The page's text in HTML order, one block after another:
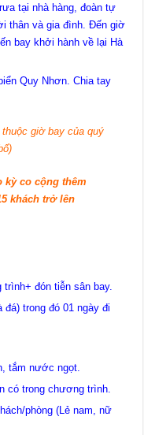
tại nhà hàng, đoàn tự
thân và gia đình. Đến giờ
bay khởi hành về lại Hà
Quy Nhơn. Chia tay
giờ bay của quý
kỳ co cộng thêm
khách trở lên
đón tiễn sân bay.
đá) trong đó 01 ngày đi
tắm nước ngọt.
có trong chương trình.
phòng (Lẻ nam, nữ